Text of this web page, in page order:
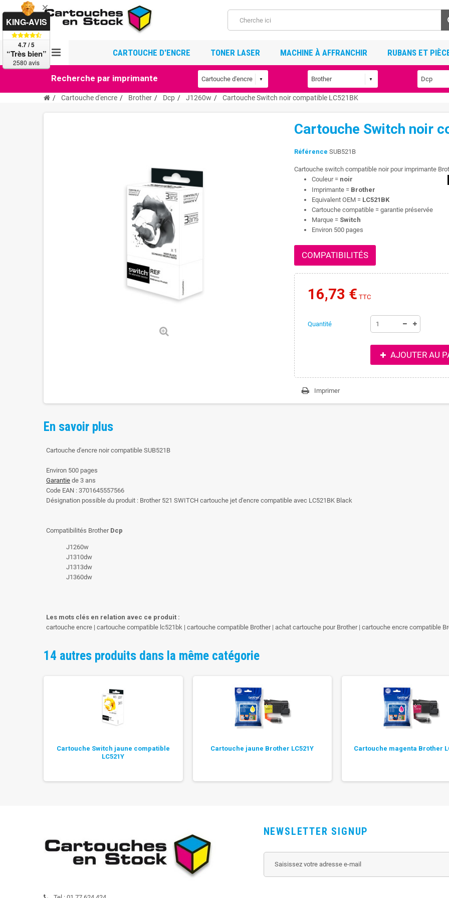
CARTOUCHE D'ENCRE TONER LASER MACHINE À AFFRANCHIR RUBANS ET
Recherche par imprimante
Cartouche d'encre Brother Dcp J1260w Cartouche Switch noir compatible LC521BK
Cartouche Switch noir
Référence SUB521B
Cartouche switch compatible noir pour imprimante
Couleur = noir
Imprimante = Brother
Equivalent OEM = LC521BK
Cartouche compatible = garantie préservée
Marque = Switch
Environ 500 pages
COMPATIBILITÉS
16,73 € TTC
Quantité
AJOUTER AU
Imprimer
En savoir plus
Cartouche d'encre noir compatible SUB521B
Environ 500 pages
Garantie de 3 ans
Code EAN : 3701645557566
Désignation possible du produit : Brother 521 SWITCH cartouche jet d'encre compatible avec LC521BK Black
Compatibilités Brother Dcp
J1260w
J1310dw
J1313dw
J1360dw
Les mots clés en relation avec ce produit :
cartouche encre | cartouche compatible lc521bk | cartouche compatible Brother | achat cartouche pour Brother | cartouche encre compatible
14 autres produits dans la même catégorie
Cartouche Switch jaune compatible
LC521Y
Cartouche jaune Brother LC521Y Cartouche magenta Brother
NEWSLETTER SIGNUP
KING-AVIS
4.7 / 5
“Très bien”
2580 avis